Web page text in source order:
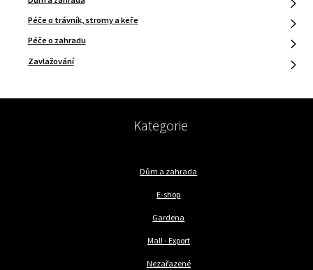
Péče o trávník, stromy a keře
Péče o zahradu
Zavlažování
Kategorie
Dům a zahrada
E-shop
Gardena
Mall - Export
Nezařazené